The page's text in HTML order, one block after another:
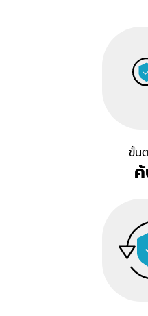
ขั้น